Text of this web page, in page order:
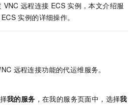
VNC 远程连接 ECS 实例，本文介绍服
ECS 实例的详细操作。
远程连接功能的代运维服务。
我的服务 ，在我的服务页面中，选择我